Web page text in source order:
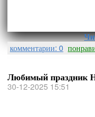
комментарии: 0
Любимый праздник
30-12-2025 15:51